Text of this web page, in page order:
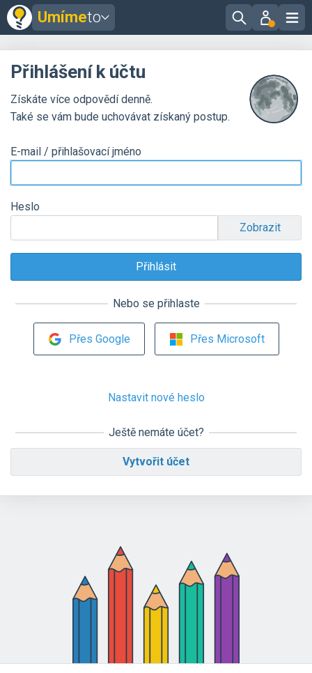
Umímeto
Přihlášení k účtu
Získáte více odpovědí denně.
Také se vám bude uchovávat získaný postup.
E-mail / přihlašovací jméno
Heslo
Zobrazit
Nebo se přihlaste
Přes Google Přes Microsoft
Nastavit nové heslo
Ještě nemáte účet?
Vytvořit účet